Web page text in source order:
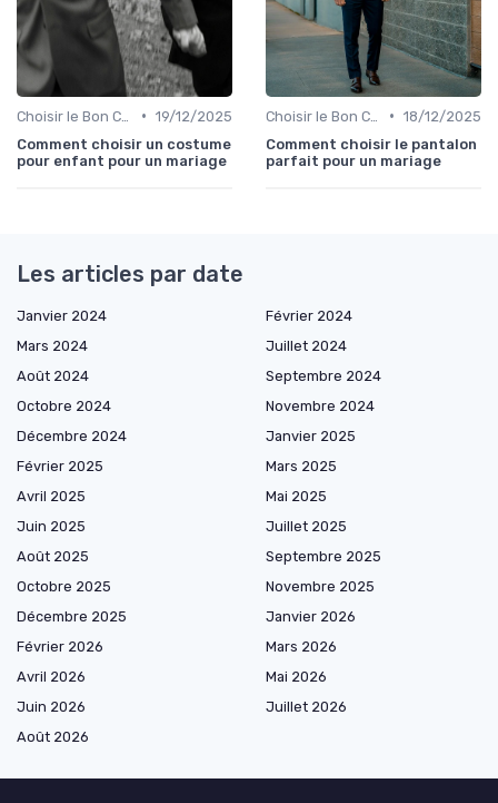
• 19/12/2025
Comment choisir un costume
pour enfant pour un mariage
• 18/12/2025
Comment choisir le pantalon
parfait pour un mariage
Les articles par date
Janvier 2024
Février 2024
Mars 2024
Juillet 2024
Août 2024
Septembre 2024
Octobre 2024
Novembre 2024
Décembre 2024
Janvier 2025
Février 2025
Mars 2025
Avril 2025
Mai 2025
Juin 2025
Juillet 2025
Août 2025
Septembre 2025
Octobre 2025
Novembre 2025
Décembre 2025
Janvier 2026
Février 2026
Mars 2026
Avril 2026
Mai 2026
Juin 2026
Juillet 2026
Août 2026